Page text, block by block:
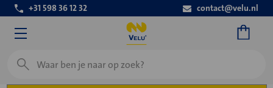
+31 598 36 12 32 contact@velu.nl
Zoeken